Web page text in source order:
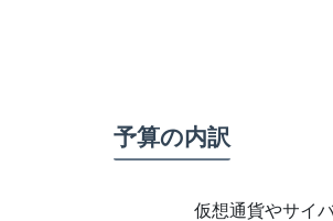
予算の内訳
仮想通貨やサイ